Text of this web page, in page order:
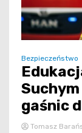
Bezpieczeństwo
gaśnic
Tomasz